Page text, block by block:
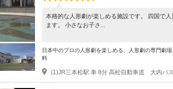
本格的な人形劇が楽しめる施設です。 四国で
ます。 小さなお子さ...
日本中のプロの人形劇を楽しめる、人形劇の専門劇
料